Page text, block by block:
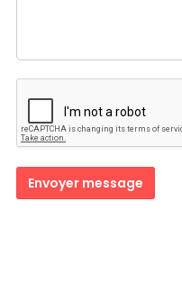
Envoyer message